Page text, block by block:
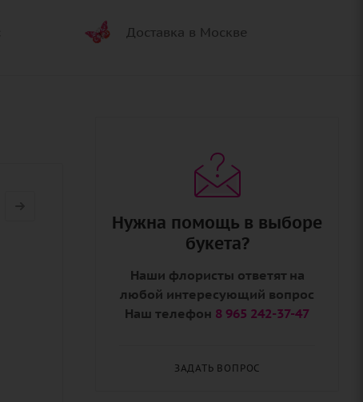
Доставка в Москве
Нужна помощь в выборе
букета?
Наши флористы ответят на
любой интересующий вопрос
Наш телефон 8 965 242-37-47
ЗАДАТЬ ВОПРОС